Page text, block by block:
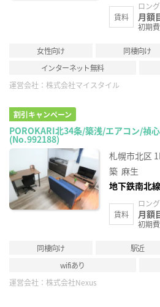
賃料
ロン
月額
初期
女性向け 同棲向け
インターネット無料
運営会社： 株式会社マイスタイル
割引キャンペーン
POROKARI北34条/築浅/エアコン/禎
(No.992188)
札幌市北区
築 麻生
地下鉄南北
賃料
ロン
月額
初期
同棲向け 駅近
wifiあり
運営会社： 株式会社Nexus